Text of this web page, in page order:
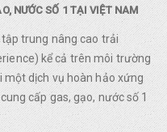
NƯỚC SỐ 1 TẠI VIỆT NAM
trung nâng cao trải
kể cả trên môi trường
dịch vụ hoàn hảo xứng
cấp gas, gạo, nước số 1